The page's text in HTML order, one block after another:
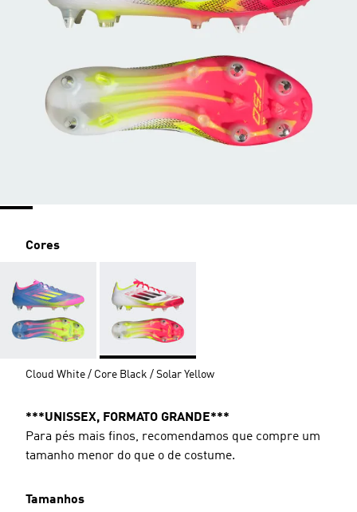
Cores
Cloud White / Core Black / Solar Yellow
***UNISSEX, FORMATO GRANDE***
Para pés mais finos, recomendamos que compre um
tamanho menor do que o de costume.
Tamanhos